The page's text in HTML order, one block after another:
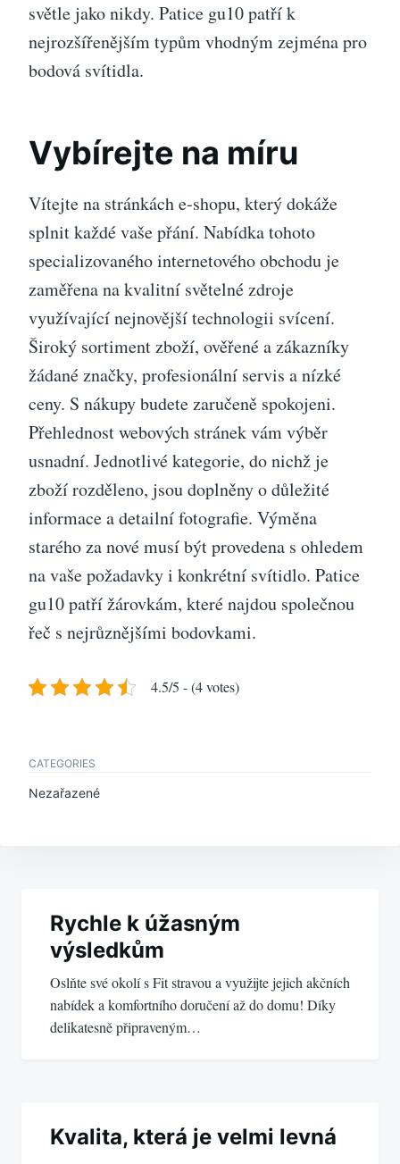
světle jako nikdy. Patice gu10patří k
nejrozšířenějším typům vhodným zejména pro
bodová svítidla.
Vybírejte na míru
Vítejte na stránkách e-shopu, který dokáže
splnit každé vaše přání. Nabídka tohoto
specializovaného internetového obchodu je
zaměřena na kvalitní světelné zdroje
využívající nejnovější technologii svícení.
Široký sortiment zboží, ověřené a zákazníky
žádané značky, profesionální servis a nízké
ceny. S nákupy budete zaručeně spokojeni.
Přehlednost webových stránek vám výběr
usnadní. Jednotlivé kategorie, do nichž je
zboží rozděleno, jsou doplněny o důležité
informace a detailní fotografie. Výměna
starého za nové musí být provedena s ohledem
na vaše požadavky i konkrétní svítidlo. Patice
gu10 patří žárovkám, které najdou společnou
řeč s nejrůznějšími bodovkami.
4.5/5 - (4 votes)
CATEGORIES
Nezařazené
pro
příspěvek
Rychle k úžasným
výsledkům
Oslňte své okolí s Fit stravou a využijte jejich akčních
nabídek a komfortního doručení až do domu! Díky
delikatesně připraveným…
Kvalita, která je velmi levná